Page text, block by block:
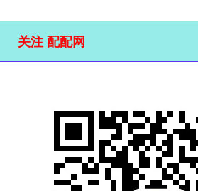
关注 配配网